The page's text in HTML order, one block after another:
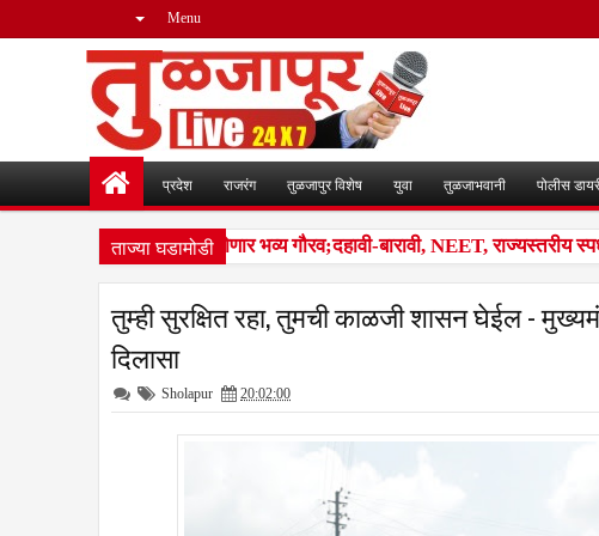
Menu
प्रदेश राजरंग तुळजापुर विशेष युवा तुळजाभवानी पोलीस
ताज्या घडामोडी
समाजातील गुणवंतांचा होणार भव्य गौरव;दहावी-बारावी, NEET, राज्यस्तरीय
तुम्ही सुरक्षित रहा, तुमची काळजी शासन घेईल -
दिलासा
Sholapur 20:02:00